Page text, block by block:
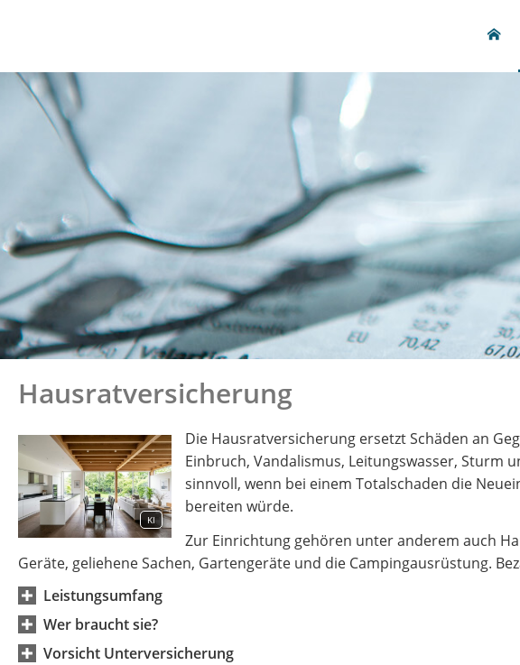
Hausratversicherung
KI
Die Hausratversicherung ersetzt Schäden an
Einbruch, Vandalismus, Leitungswasser, Sturm
sinnvoll, wenn bei einem Totalschaden die
bereiten würde.
Zur Einrichtung gehören unter anderem auch
Geräte, geliehene Sachen, Gartengeräte und die Campingausrüstung.
Leistungsumfang
Wer braucht sie?
Vorsicht Unterversicherung